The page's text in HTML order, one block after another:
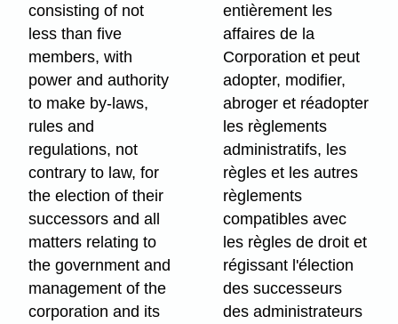
consisting of not
less than five
members, with
power and authority
to make by-laws,
rules and
regulations, not
contrary to law, for
the election of their
successors and all
matters relating to
the government and
management of the
corporation and its
entièrement les
affaires de la
Corporation et peut
adopter, modifier,
abroger et réadopter
les règlements
administratifs, les
règles et les autres
règlements
compatibles avec
les règles de droit et
régissant l'élection
des successeurs
des administrateurs